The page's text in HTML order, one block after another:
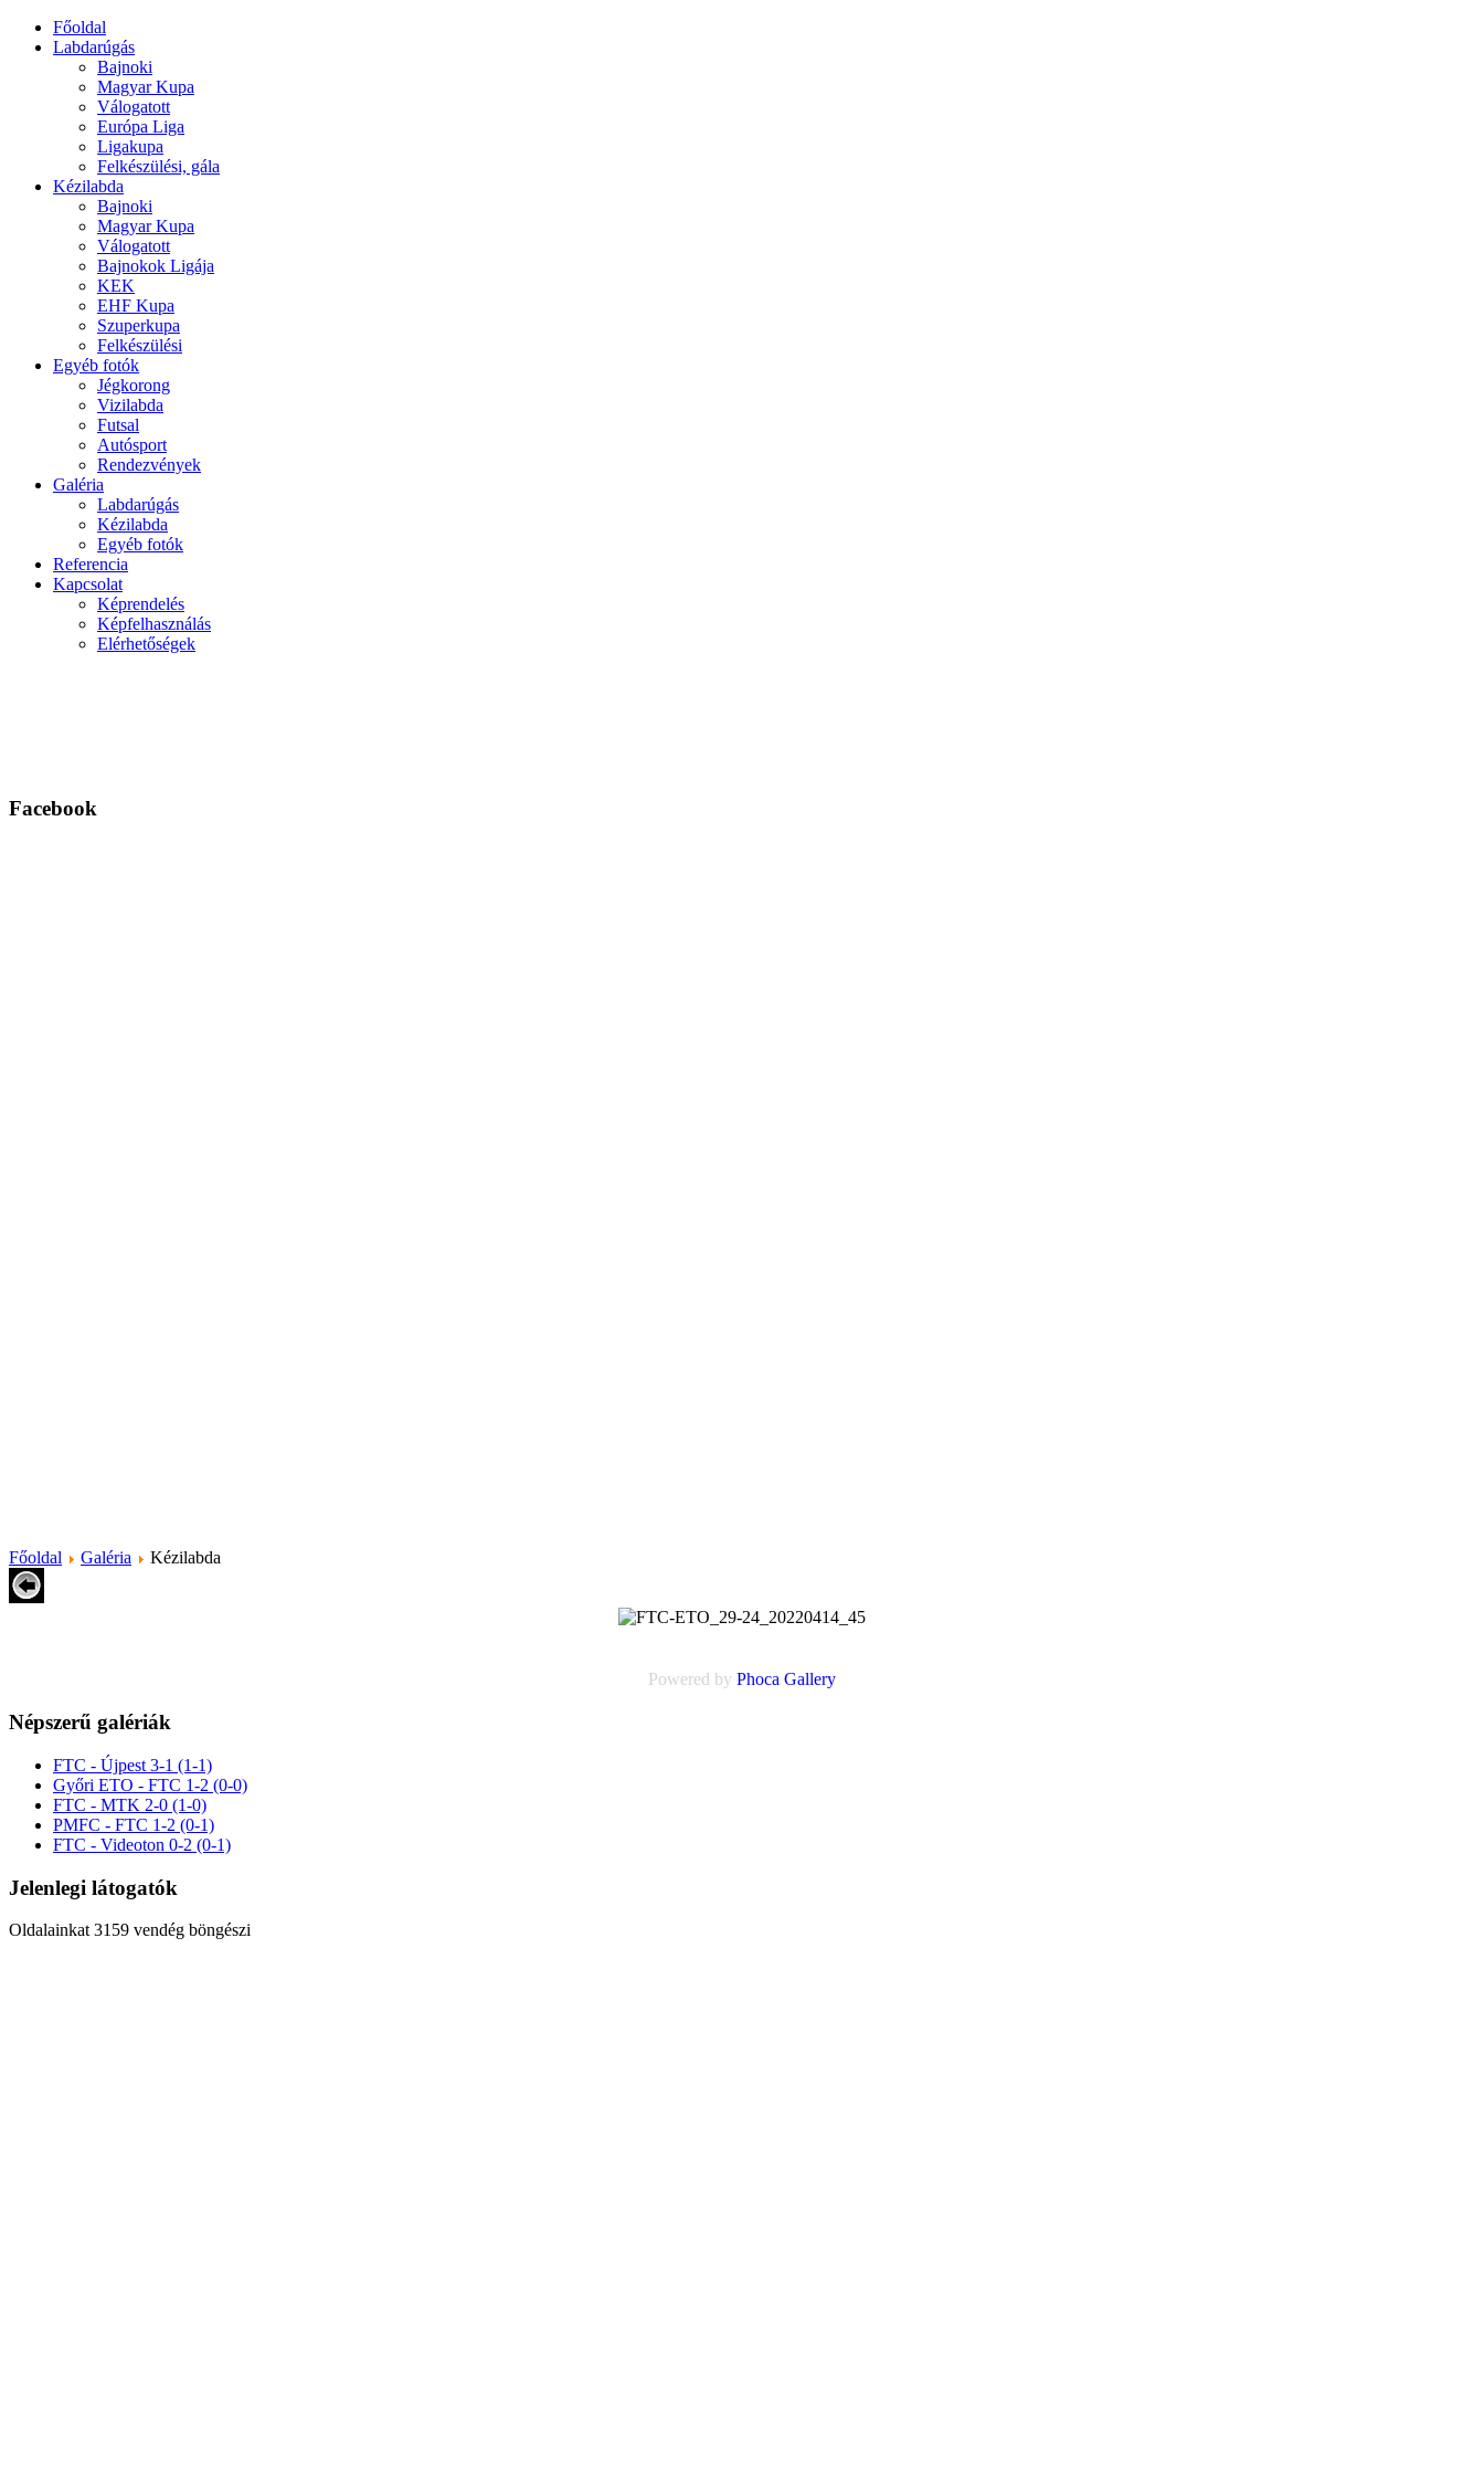
Főoldal
Labdarúgás
Bajnoki
Magyar Kupa
Válogatott
Európa Liga
Ligakupa
Felkészülési, gála
Kézilabda
Bajnoki
Magyar Kupa
Válogatott
Bajnokok Ligája
KEK
EHF Kupa
Szuperkupa
Felkészülési
Egyéb fotók
Jégkorong
Vizilabda
Futsal
Autósport
Rendezvények
Galéria
Labdarúgás
Kézilabda
Egyéb fotók
Referencia
Kapcsolat
Képrendelés
Képfelhasználás
Elérhetőségek
Facebook
Főoldal Galéria Kézilabda
Powered by Phoca Gallery
Népszerű galériák
FTC - Újpest 3-1 (1-1)
Győri ETO - FTC 1-2 (0-0)
FTC - MTK 2-0 (1-0)
PMFC - FTC 1-2 (0-1)
FTC - Videoton 0-2 (0-1)
Jelenlegi látogatók
Oldalainkat 3159 vendég böngészi